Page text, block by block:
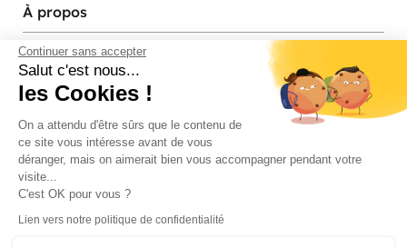
Continuer sans accepter
Salut c'est nous...
les Cookies !
On a attendu d'être sûrs que le contenu de
ce site vous intéresse avant de vous
déranger, mais on aimerait bien vous accompagner pendant votre
visite...
C'est OK pour vous ?
Lien vers notre politique de confidentialité
À propos
Services et contact
Magasins et Showrooms
Modes de paiement acceptés